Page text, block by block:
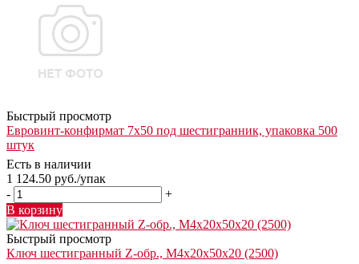
Быстрый просмотр
Евровинт-конфирмат 7х50 под шестигранник, упаковка 500
штук
Есть в наличии
1 124.50 руб./упак
-
+
В корзину
Быстрый просмотр
Ключ шестигранный Z-обр., М4х20х50х20 (2500)